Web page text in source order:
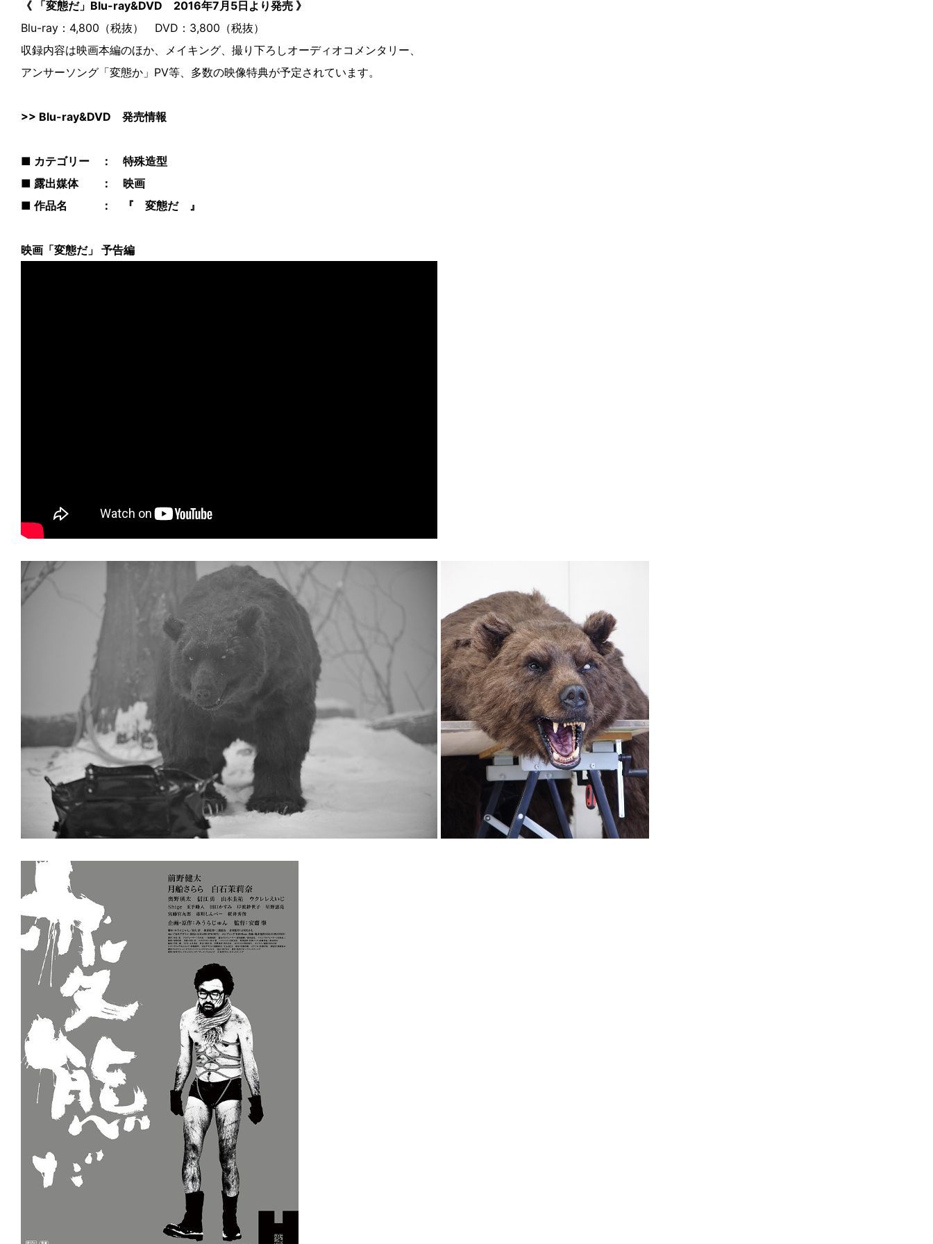
《 「変態だ」Blu-ray&DVD 2016年7月5日より発売 》
Blu-ray：4,800（税抜） DVD：3,800（税抜）
収録内容は映画本編のほか、メイキング、撮り下ろしオーディオコメンタリー、
アンサーソング「変態か」PV等、多数の映像特典が予定されています。
>> Blu-ray&DVD 発売情報
■ カテゴリー ： 特殊造型
■ 露出媒体 ： 映画
■ 作品名 ： 『 変態だ 』
映画「変態だ」 予告編